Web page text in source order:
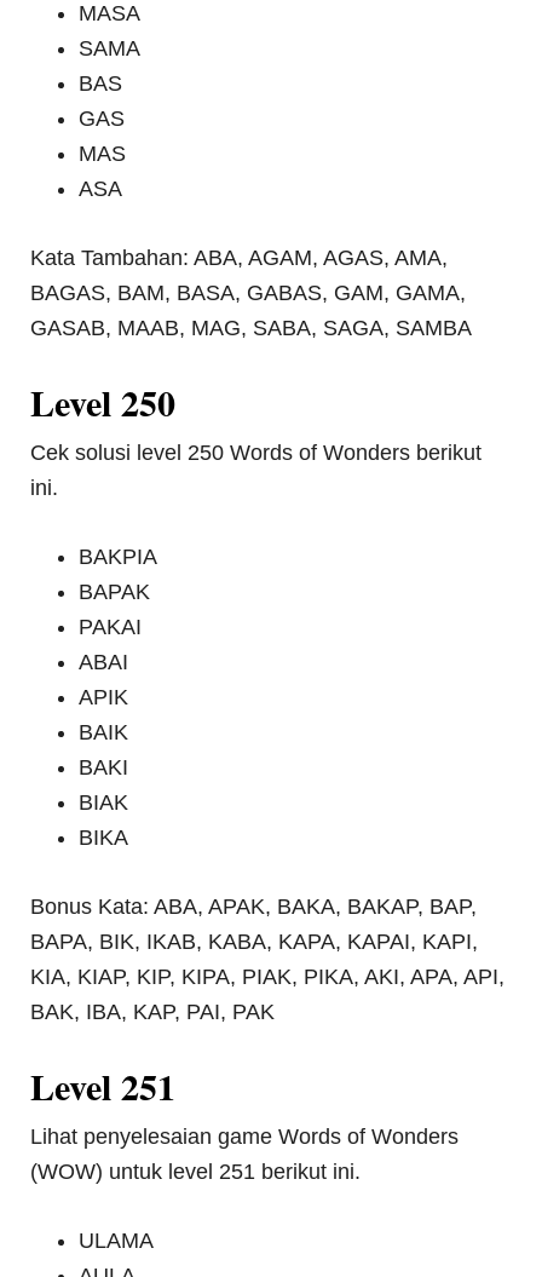
MASA
SAMA
BAS
GAS
MAS
ASA
Kata Tambahan: ABA, AGAM, AGAS, AMA,
BAGAS, BAM, BASA, GABAS, GAM, GAMA,
GASAB, MAAB, MAG, SABA, SAGA, SAMBA
Level 250
Cek solusi level 250 Words of Wonders berikut
ini.
BAKPIA
BAPAK
PAKAI
ABAI
APIK
BAIK
BAKI
BIAK
BIKA
Bonus Kata: ABA, APAK, BAKA, BAKAP, BAP,
BAPA, BIK, IKAB, KABA, KAPA, KAPAI, KAPI,
KIA, KIAP, KIP, KIPA, PIAK, PIKA, AKI, APA, API,
BAK, IBA, KAP, PAI, PAK
Level 251
Lihat penyelesaian game Words of Wonders
(WOW) untuk level 251 berikut ini.
ULAMA